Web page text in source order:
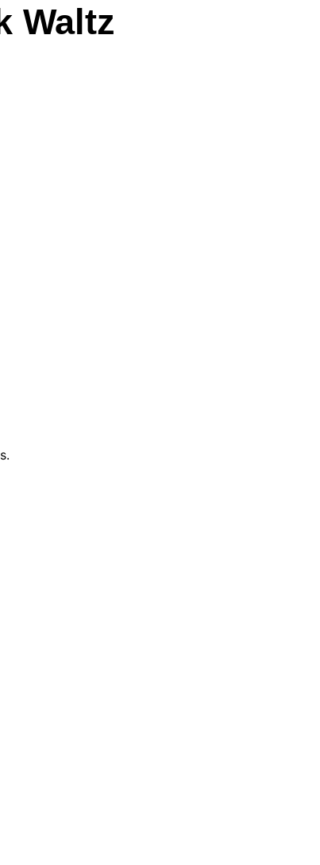
Waltz